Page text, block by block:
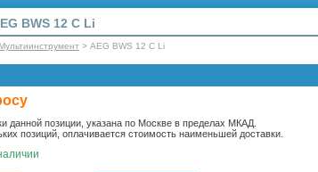
BWS 12 C Li
Мультиинструмент > AEG BWS 12 C Li
данной позиции, указана по Москве в пределах МКАД.
позиций, оплачивается стоимость наименьшей доставки.